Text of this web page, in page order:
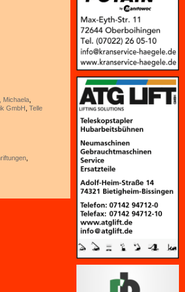
Michaela,
GmbH,Telle
,